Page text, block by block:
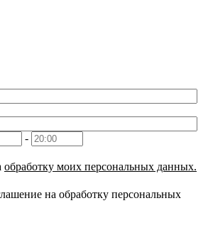
-
обработку моих персональных данных.
на обработку персональных